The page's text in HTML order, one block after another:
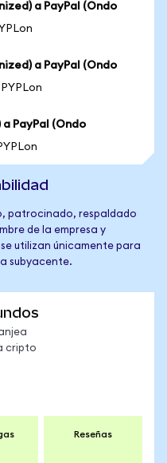
a PayPal (Ondo
a PayPal (Ondo
PayPal (Ondo
patrocinado, respaldado
de la empresa y
utilizan únicamente para
subyacente.
cripto
Reseñas